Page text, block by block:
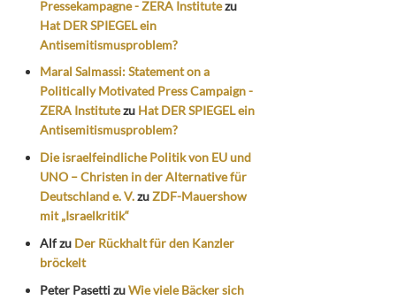
Pressekampagne - ZERA Institutezu
Hat DER SPIEGEL ein
Antisemitismusproblem?
Maral Salmassi: Statement on a
Politically Motivated Press Campaign -
ZERA Institutezu Hat DER SPIEGEL ein
Antisemitismusproblem?
Die israelfeindliche Politik von EU und
UNO – Christen in der Alternative für
Deutschland e. V.zuZDF-Mauershow
mit „Israelkritik“
Alfzu Der Rückhalt für den Kanzler
bröckelt
Peter PasettizuWie viele Bäcker sich